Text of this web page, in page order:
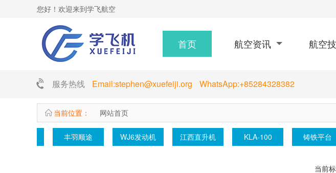
您好！欢迎来到学飞航空
首页 航空资讯 航空
服务热线 Email:stephen@xuefeiji.org WhatsApp:+85284328382
当前位置： 网站首页
零重力航空 h425直升 运12 丰
当前